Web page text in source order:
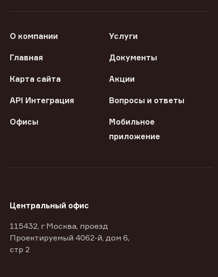
О компании Услуги
Главная Документы
Карта сайта Акции
API Интеграция Вопросы и ответы
Офисы
Мобильное
приложение
Центральный офис
115432, г Москва, проезд
Проектируемый 4062-й, дом 6,
стр 2